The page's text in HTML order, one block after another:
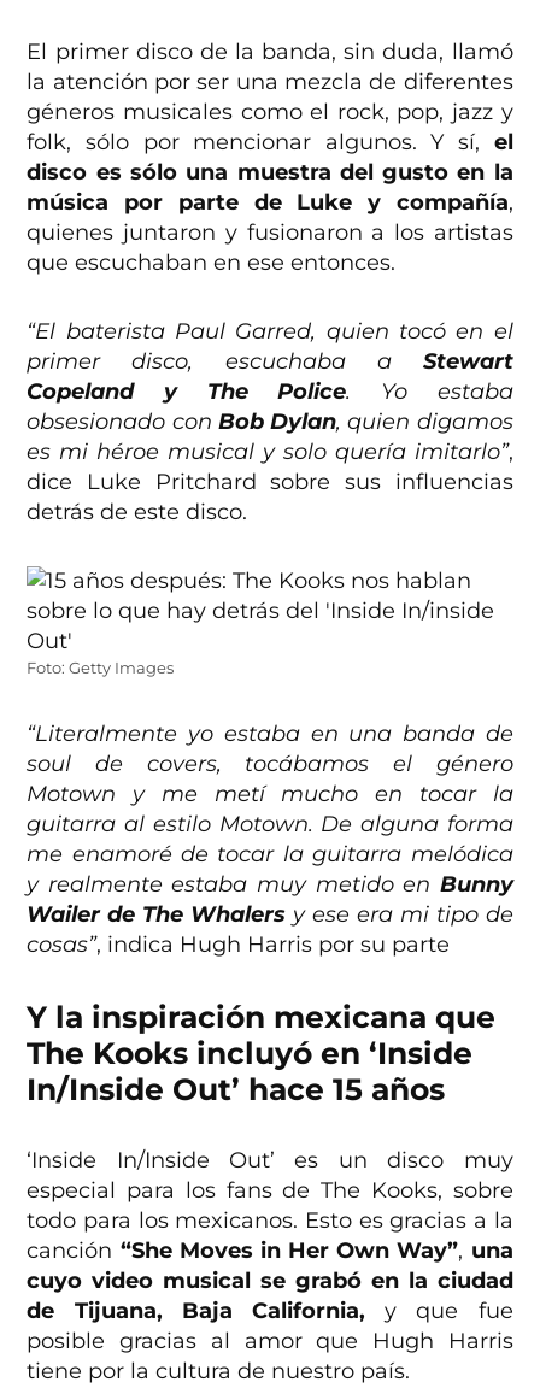
El primer disco de la banda, sin duda, llamó
la atención por ser una mezcla de diferentes
géneros musicales como el rock, pop, jazz y
folk, sólo por mencionar algunos. Y sí, el
disco es sólo una muestra del gusto en la
música por parte de Luke y compañía,
quienes juntaron y fusionaron a los artistas
que escuchaban en ese entonces.
“El baterista Paul Garred, quien tocó en el
primer disco, escuchaba aStewart
Copeland y The Police. Yo estaba
obsesionado con Bob Dylan, quien digamos
es mi héroe musical y solo quería imitarlo”,
dice Luke Pritchard sobre sus influencias
detrás de este disco.
Foto: Getty Images
“Literalmente yo estaba en una banda de
soul de covers, tocábamos el género
Motown y me metí mucho en tocar la
guitarra al estilo Motown. De alguna forma
me enamoré de tocar la guitarra melódica
y realmente estaba muy metido en Bunny
Wailerde The Whalers y ese era mi tipo de
cosas”, indica Hugh Harris por su parte
Y la inspiración mexicana que
The Kooks incluyó en ‘Inside
In/Inside Out’ hace 15 años
‘Inside In/Inside Out’ es un disco muy
especial para los fans de The Kooks, sobre
todo para los mexicanos. Esto es gracias a la
canción “She Moves in Her Own Way”, una
cuyo video musical se grabó en la ciudad
de Tijuana, Baja California, y que fue
posible gracias al amor que Hugh Harris
tiene por la cultura de nuestro país.